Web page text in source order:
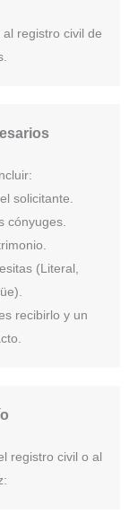
registro civil de
solicitante.
cónyuges.
(Literal,
recibirlo y un
registro civil o al